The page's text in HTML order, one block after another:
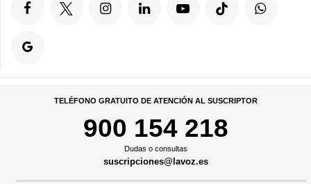
TELÉFONO GRATUITO DE ATENCIÓN AL SUSCRIPTOR
900 154 218
Dudas o consultas
suscripciones@lavoz.es